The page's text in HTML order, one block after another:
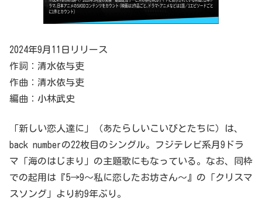
2024年9月11日リリース
作詞：清水依与吏
作曲：清水依与吏
編曲：小林武史
「新しい恋人達に」（あたらしいこいびとたちに）は、
back numberの22枚目のシングル。フジテレビ系月9ドラ
マ「海のはじまり」の主題歌にもなっている。なお、同枠
での起用は『5→9〜私に恋したお坊さん〜』の「クリスマ
スソング」より約9年ぶり。